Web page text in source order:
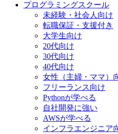
プログラミングスクール
未経験・社会人向け
転職保証・支援付き
大学生向け
20代向け
30代向け
40代向け
女性（主婦・ママ）
フリーランス向け
Pythonが学べる
自社開発に強い
AWSが学べる
インフラエンジニア